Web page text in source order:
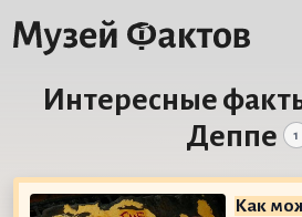
Интересные
Деппе
1
Как